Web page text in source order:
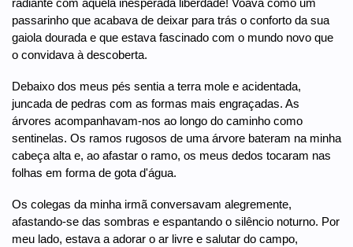
radiante com aquela inesperada liberdade! Voava como um
passarinho que acabava de deixar para trás o conforto da sua
gaiola dourada e que estava fascinado com o mundo novo que
o convidava à descoberta.
Debaixo dos meus pés sentia a terra mole e acidentada,
juncada de pedras com as formas mais engraçadas. As
árvores acompanhavam-nos ao longo do caminho como
sentinelas. Os ramos rugosos de uma árvore bateram na minha
cabeça alta e, ao afastar o ramo, os meus dedos tocaram nas
folhas em forma de gota d'água.
Os colegas da minha irmã conversavam alegremente,
afastando-se das sombras e espantando o silêncio noturno. Por
meu lado, estava a adorar o ar livre e salutar do campo,